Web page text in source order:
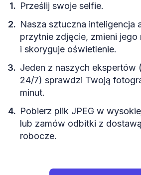
Prześlij swoje selfie.
Nasza sztuczna inteligencja
przytnie zdjęcie, zmieni jego
i skoryguje oświetlenie.
Jeden z naszych ekspertów
24/7) sprawdzi Twoją
minut.
Pobierz plik JPEG w
lub zamów odbitki z
robocze.